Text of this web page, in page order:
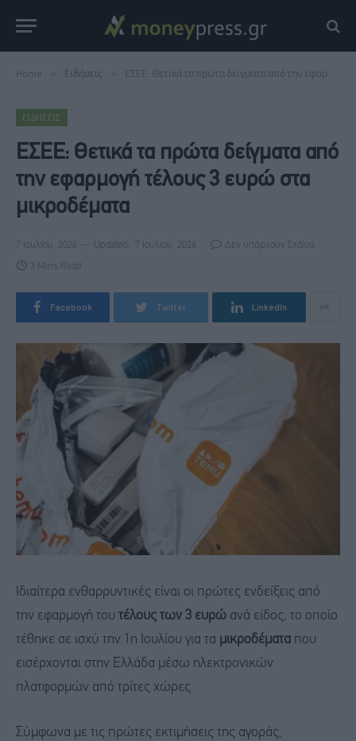
Home Ειδήσεις ΕΣΕΕ: Θετικά τα πρώτα δείγματα από την εφαρμογή τέλους 3 ευρώ στα μικροδέματα
ΕΙΔΉΣΕΙΣ
ΕΣΕΕ: Θετικά τα πρώτα δείγματα από
την εφαρμογή τέλους 3 ευρώ στα
μικροδέματα
7 Ιουλίου, 2026 Updated: 7 Ιουλίου, 2026 Δεν υπάρχουν Σχόλια
3 Mins Read
Facebook Twitter LinkedIn
Ιδιαίτερα ενθαρρυντικές είναι οι πρώτες ενδείξεις από
την εφαρμογή του τέλους των 3 ευρώ ανά είδος, το οποίο
τέθηκε σε ισχύ την 1η Ιουλίου για τα μικροδέματα που
εισέρχονται στην Ελλάδα μέσω ηλεκτρονικών
πλατφορμών από τρίτες χώρες.
Σύμφωνα με τις πρώτες εκτιμήσεις της αγοράς,